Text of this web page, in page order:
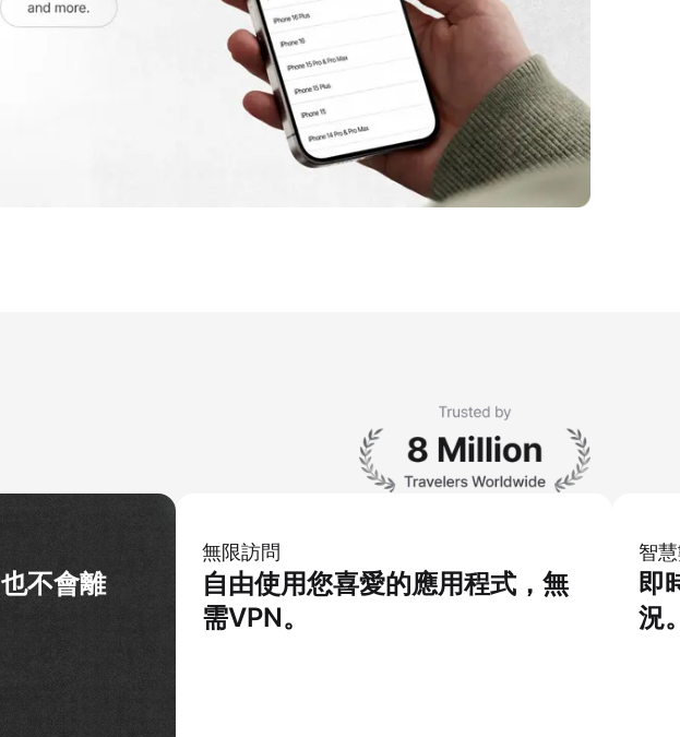
不會離
無限訪問
自由使用您喜愛的應用程式，無
需VPN。
智
即
況